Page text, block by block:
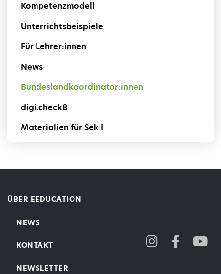
Kompetenzmodell
Unterrichtsbeispiele
Für Lehrer:innen
News
Bundeslandkoordinator:innen
digi.check8
Materialien für Sek I
ÜBER EEDUCATION
NEWS
KONTAKT
NEWSLETTER